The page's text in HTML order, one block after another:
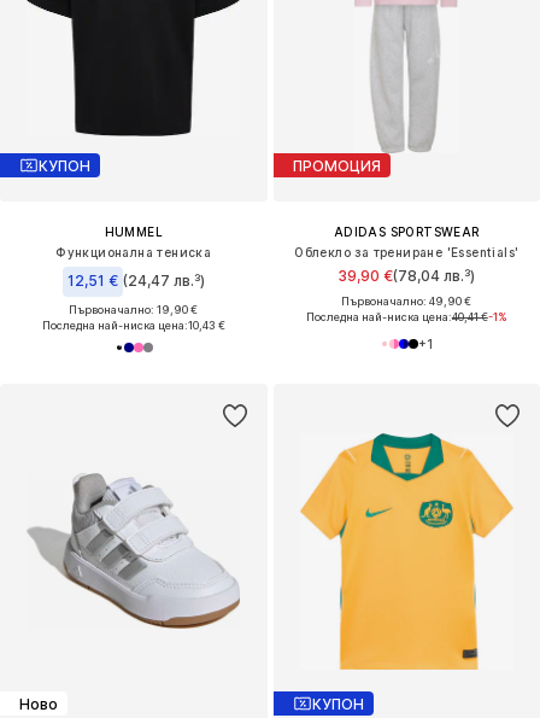
КУПОН
HUMMEL
Функционална тениска
12,51 € (24,47 лв.³)
Първоначално: 19,90 €
Последна най-ниска цена:10,43 €
ПРОМОЦИЯ
ADIDAS SPORTSWEAR
Облекло за трениране 'Essentials'
39,90 €(78,04 лв.³)
Първоначално: 49,90 €
Последна най-ниска цена:40,41 €-1%
+1
Ново КУПОН